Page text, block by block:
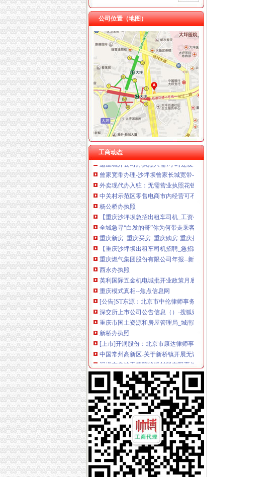
杭州思锐贸易有限公司重庆大都会分公司 渝中 工商注册
公司位置（地图）
工商动态
歌乐山
错游歌乐山
【58同城】衡水到歌乐山旅游_衡水到歌乐山旅游线路报价
【58同城】玉林到歌乐山旅游_玉林到歌乐山旅游线路报价
【58同城】松原到歌乐山旅游_松原到歌乐山旅游线路报价
安家歌乐山森林里享受在山城的有氧日子_房产资讯-重庆房天下
曾家办执照
成都办理糕店营业执照找哪家-成都武侯机投镇资质认证-今天信息-分
这座城开公司办执照只需1小时还发1亿元资助_手机新浪网
曾家宽带办理-沙坪坝曾家长城宽带-曾家光纤宽带_第1页_重庆长城光
外卖现代办入驻：无需营业执照花钱就能网上开店_中国江苏网
中关村示范区零售电商市内经营可不办执照-国内-新京报网
杨公桥办执照
【重庆沙坪坝急招出租车司机_工资4800以后招聘信息】-重庆百姓网
全城急寻“白发的哥”你为何带走乘客行李箱？_大渝网_腾讯网
重庆新房_重庆买房_重庆购房-重庆搜狐焦点网
【重庆沙坪坝出租车司机招聘_急招出租车司机新招聘信息_重庆出租
重庆燃气集团股份有限公司年报--新闻频道-大智慧财经中心
西永办执照
英利国际五金机电城批开业政策月底申报兑现-数据-重庆乐居网
重庆模式真相--焦点信息网
[公告]ST东源：北京市中伦律师事务所关于公司新增股份吸收合并重
深交所上市公司公告信息（）-搜狐财经
重庆市国土资源和房屋管理局_城南家园、康居西城公租房商业配套招
新桥办执照
[上市]开润股份：北京市康达律师事务所关于公司次公开发行股票并
中国常州高新区-关于新桥镇开展无证培训机构及非法幼托整工作的
深圳市鑫铭泰塑胶绝缘材料有限责任公司公司简介
【58同城】新桥装修设计公司_新桥家装设计_新桥室内设计师
【重庆新桥公司资质认证|企业资质认证|企业认证网】-重庆赶集网
童家桥办执照
青岛到宜城货运专线直达物流公司'-北京市汽车运输--中
【多图】《**》满五唯一,*楼层,*,价比高！,管弄路251弄二手
重庆货运司机：厂区直招货运司机包吃住[代招]-重庆爱问分类
重庆厂房出租-重庆厂房网-重庆招商网
看法官如何英明断决（三）_第1页_南京平民料平台_媒体_西祠胡同
双碑办执照
四川路桥公开发行2013年公司券募集说明书摘要-期指频道-金融界
万事通_新浪新闻